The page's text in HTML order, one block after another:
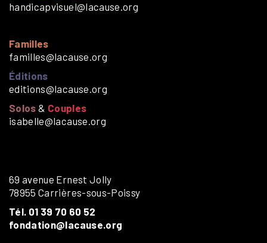
handicapvisuel@lacause.org
Familles
familles@lacause.org
Éditions
editions@lacause.org
Solos & Couples
isabelle@lacause.org
69 avenue Ernest Jolly
78955 Carrières-sous-Poissy
Tél. 01 39 70 60 52
fondation@lacause.org